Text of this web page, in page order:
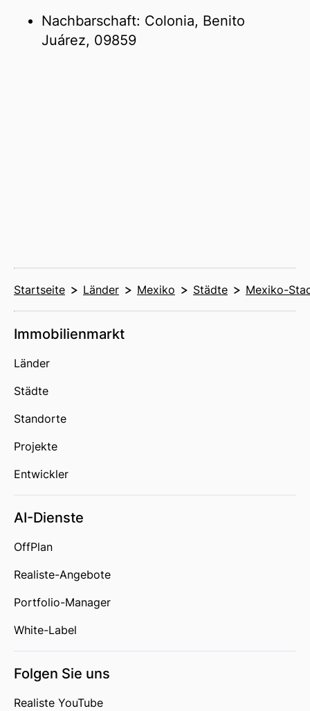
Nachbarschaft: Colonia, Benito
Juárez, 09859
Startseite Länder Mexiko Städte Mexiko-
Immobilienmarkt
Länder
Städte
Standorte
Projekte
Entwickler
AI-Dienste
OffPlan
Realiste-Angebote
Portfolio-Manager
White-Label
Folgen Sie uns
Realiste YouTube